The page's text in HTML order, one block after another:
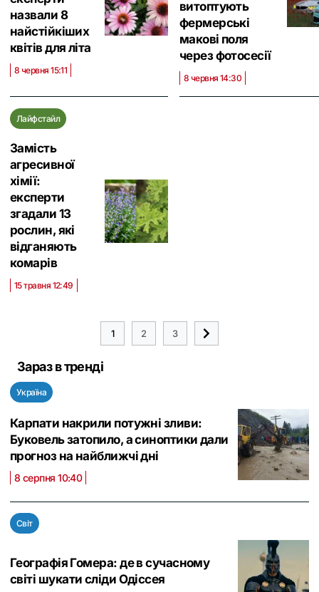
назвали 8
найстійкіших
квітів для літа
8 червня 15:11
витоптують
фермерські
макові поля
через фотосесії
8 червня 14:30
Лайфстайл
Замість
агресивної
хімії:
експерти
згадали 13
рослин, які
відганяють
комарів
15 травня 12:49
1 2 3
Зараз в тренді
Україна
Карпати накрили потужні зливи:
Буковель затопило, а синоптики дали
прогноз на найближчі дні
8 серпня 10:40
Світ
Географія Гомера: де в сучасному
світі шукати сліди Одіссея